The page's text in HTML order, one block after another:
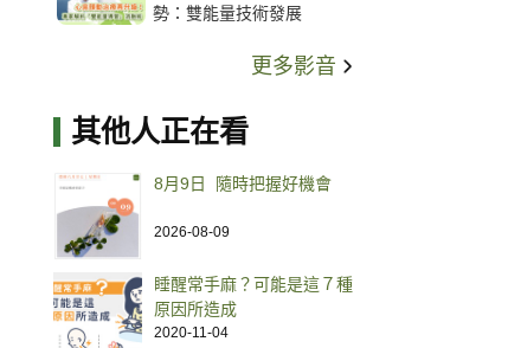
關鍵
勢：雙能量技術發展
更多影音
其他人正在看
8月9日 隨時把握好機會
2026-08-09
睡醒常手麻？可能是這７種
原因所造成
2020-11-04